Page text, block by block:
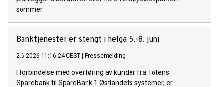
sommer.
Banktjenester er stengt i helga 5.-8. juni
2.6.2026 11:16:24 CEST | Pressemelding
I forbindelse med overføring av kunder fra Totens
Sparebank til SpareBank 1 Østlandets systemer, er